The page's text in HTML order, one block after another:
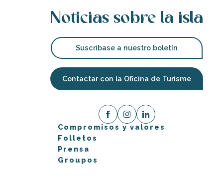
Noticias sobre la isla
Suscríbase a nuestro boletín
Contactar con la Oficina de Turisme
Compromisos y valores
Folletos
Prensa
Groupos